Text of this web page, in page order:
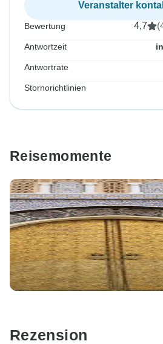
Veranstalter
Bewertung 4,7
Antwortzeit
Antwortrate
Stornorichtlinien
Reisemomente
Rezension